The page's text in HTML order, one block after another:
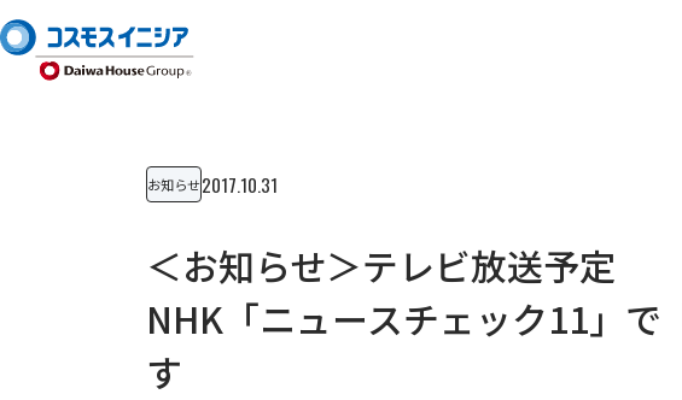
お知らせ2017.10.31
＜お知らせ＞テレビ放送予定
NHK「ニュースチェック11」
す